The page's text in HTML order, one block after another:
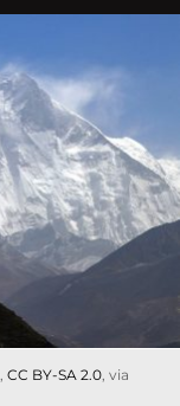
CC BY-SA 2.0 , via